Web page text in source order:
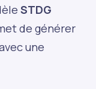
STDG
de générer
une